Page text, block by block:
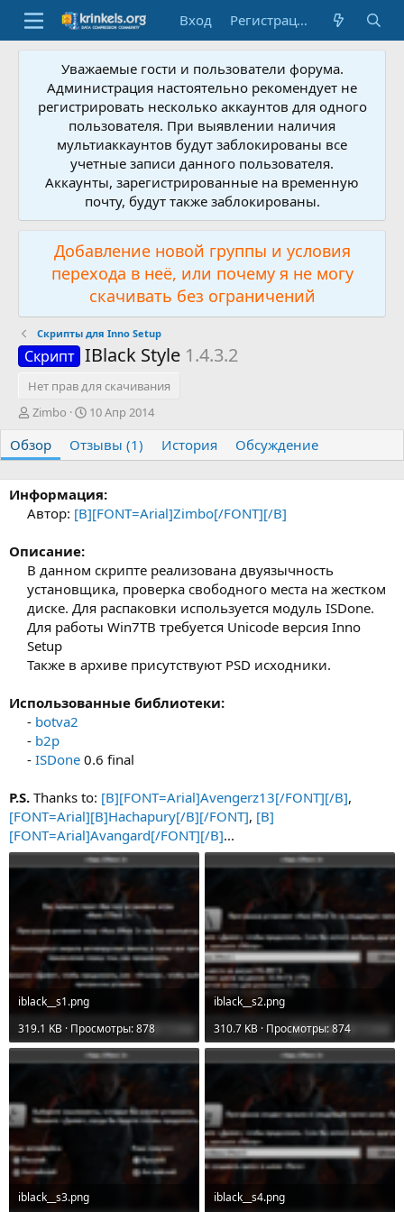
Вход Регистрация
Уважаемые гости и пользователи форума.
Администрация настоятельно рекомендует не
регистрировать несколько аккаунтов для одного
пользователя. При выявлении наличия
мультиаккаунтов будут заблокированы все
учетные записи данного пользователя.
Аккаунты, зарегистрированные на временную
почту, будут также заблокированы.
Добавление новой группы и условия
перехода в неё, или почему я не могу
скачивать без ограничений
Скрипты для Inno Setup
Скрипт IBlack Style 1.4.3.2
Нет прав для скачивания
А
т
о
р
Zimbo
Д
т
а
с
о
з
д
и
я
10 Апр 2014
Обзор Отзывы (1) История Обсуждение
Информация:
Автор: [B][FONT=Arial]Zimbo[/FONT][/B]
Описание:
В данном скрипте реализована двуязычность
установщика, проверка свободного места на жестком
диске. Для распаковки используется модуль ISDone.
Для работы Win7TB требуется Unicode версия Inno
Setup
Также в архиве присутствуют PSD исходники.​
Использованные библиотеки:
- botva2
- b2p
- ISDone 0.6 final​
P.S. Thanks to: [B][FONT=Arial]Avengerz13[/FONT][/B],
[FONT=Arial][B]Hachapury[/B][/FONT], [B]
[FONT=Arial]Avangard[/FONT][/B]...
iblack__s1.png
319.1 KB · Просмотры: 878
iblack__s2.png
310.7 KB · Просмотры: 874
iblack__s3.png
iblack__s4.png